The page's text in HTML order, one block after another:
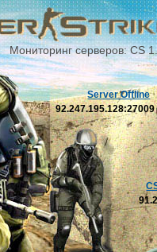
Мониторинг серверов: CS
Server Offline
92.247.195.128:27009